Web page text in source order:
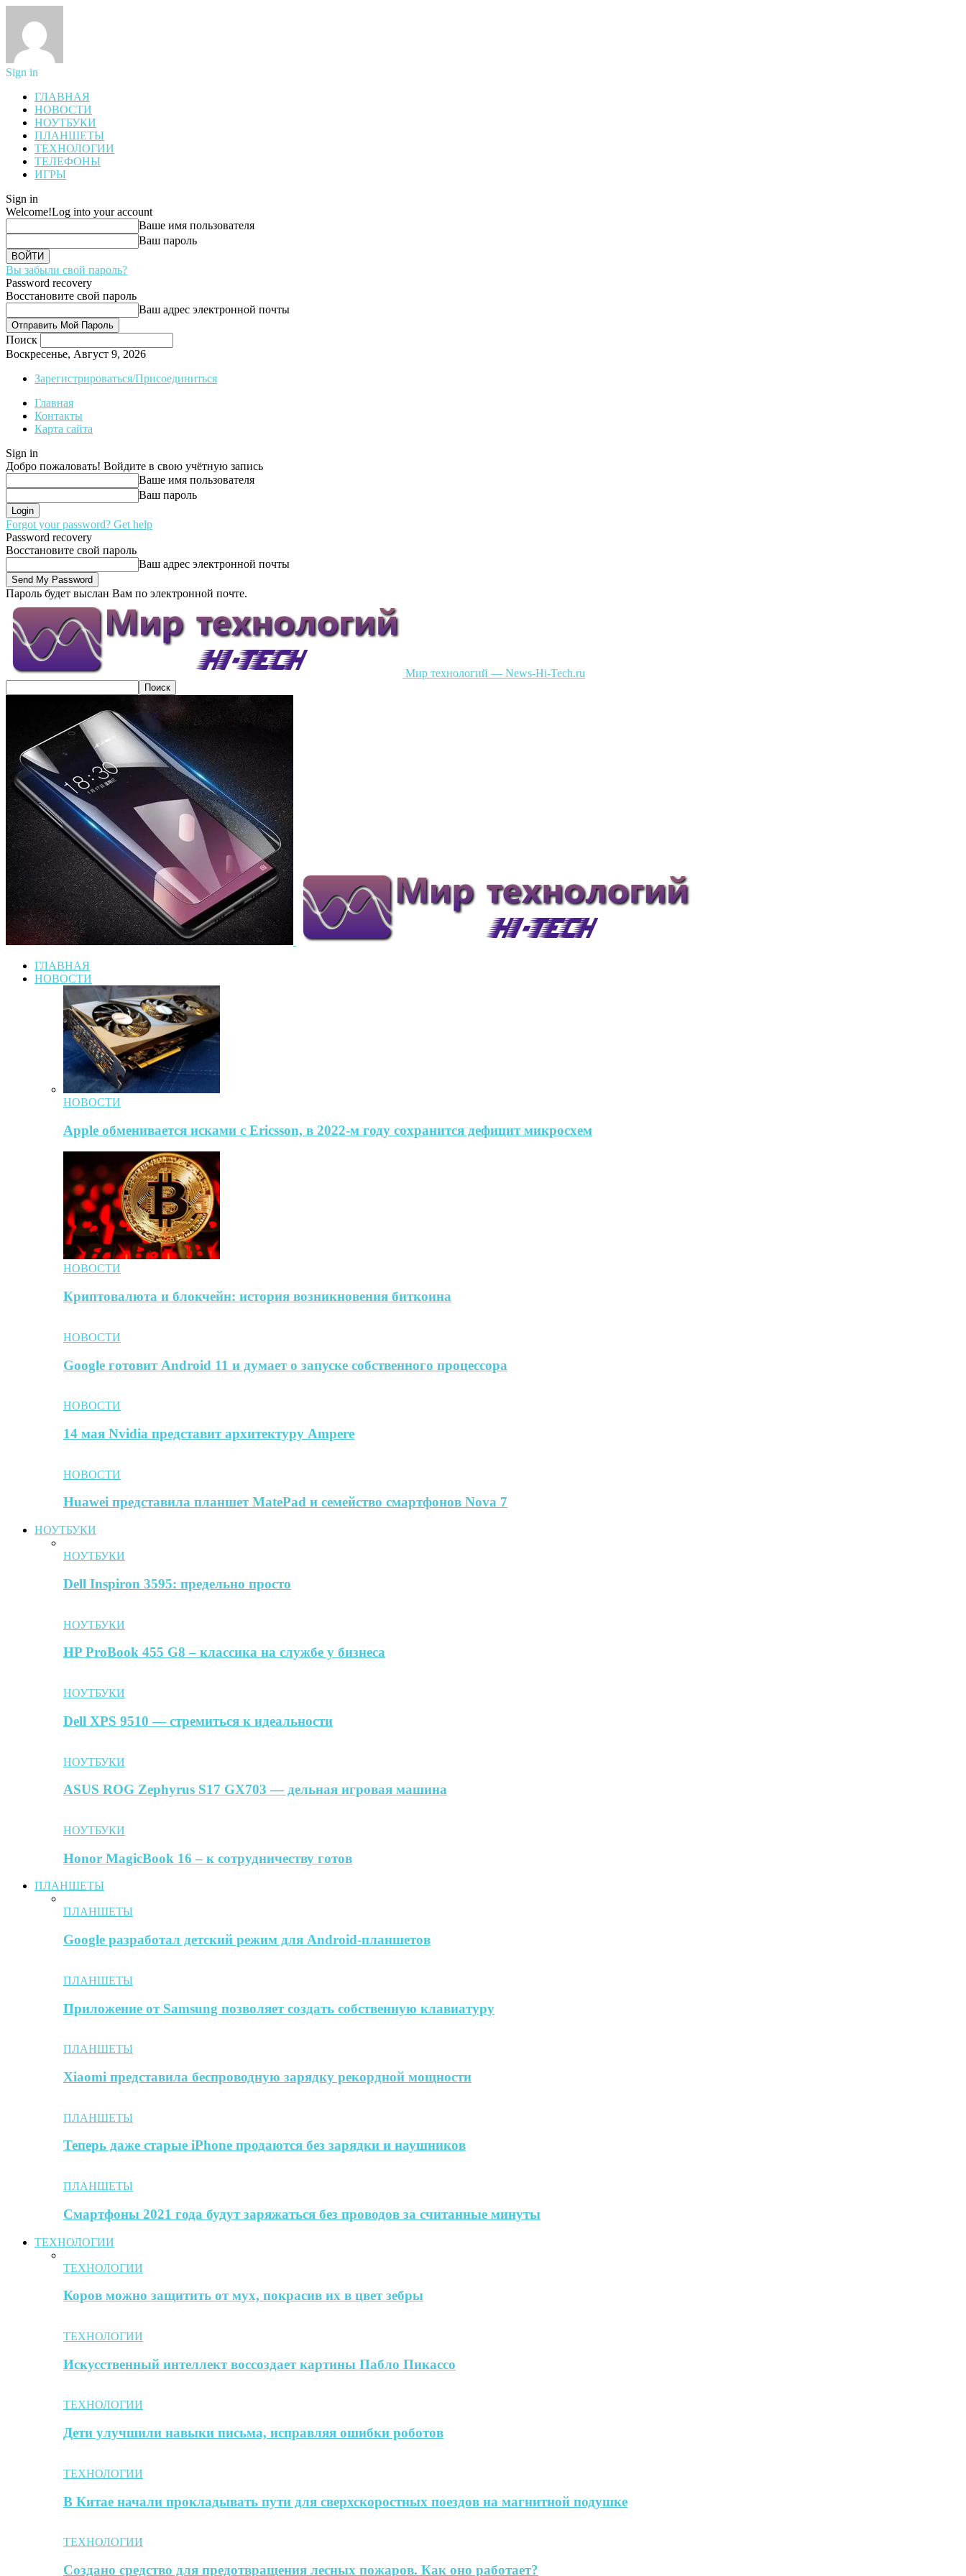
Sign in
ГЛАВНАЯ
НОВОСТИ
НОУТБУКИ
ПЛАНШЕТЫ
ТЕХНОЛОГИИ
ТЕЛЕФОНЫ
ИГРЫ
Sign in
Welcome!Log into your account
Ваше имя пользователя
Ваш пароль
Вы забыли свой пароль?
Password recovery
Восстановите свой пароль
Ваш адрес электронной почты
Поиск
Воскресенье, Август 9, 2026
Зарегистрироваться/Присоединиться
Главная
Контакты
Карта сайта
Sign in
Добро пожаловать! Войдите в свою учётную запись
Ваше имя пользователя
Ваш пароль
Forgot your password? Get help
Password recovery
Восстановите свой пароль
Ваш адрес электронной почты
Пароль будет выслан Вам по электронной почте.
Мир технологий — News-Hi-Tech.ru
ГЛАВНАЯ
НОВОСТИ
НОВОСТИ
Apple обменивается исками с Ericsson, в 2022-м году сохранится дефицит микросхем
НОВОСТИ
Криптовалюта и блокчейн: история возникновения биткоина
НОВОСТИ
Google готовит Android 11 и думает о запуске собственного процессора
НОВОСТИ
14 мая Nvidia представит архитектуру Ampere
НОВОСТИ
Huawei представила планшет MatePad и семейство смартфонов Nova 7
НОУТБУКИ
НОУТБУКИ
Dell Inspiron 3595: предельно просто
НОУТБУКИ
HP ProBook 455 G8 – классика на службе у бизнеса
НОУТБУКИ
Dell XPS 9510 — стремиться к идеальности
НОУТБУКИ
ASUS ROG Zephyrus S17 GX703 — дельная игровая машина
НОУТБУКИ
Honor MagicBook 16 – к сотрудничеству готов
ПЛАНШЕТЫ
ПЛАНШЕТЫ
Google разработал детский режим для Android-планшетов
ПЛАНШЕТЫ
Приложение от Samsung позволяет создать собственную клавиатуру
ПЛАНШЕТЫ
Xiaomi представила беспроводную зарядку рекордной мощности
ПЛАНШЕТЫ
Теперь даже старые iPhone продаются без зарядки и наушников
ПЛАНШЕТЫ
Смартфоны 2021 года будут заряжаться без проводов за считанные минуты
ТЕХНОЛОГИИ
ТЕХНОЛОГИИ
Коров можно защитить от мух, покрасив их в цвет зебры
ТЕХНОЛОГИИ
Искусственный интеллект воссоздает картины Пабло Пикассо
ТЕХНОЛОГИИ
Дети улучшили навыки письма, исправляя ошибки роботов
ТЕХНОЛОГИИ
В Китае начали прокладывать пути для сверхскоростных поездов на магнитной подушке
ТЕХНОЛОГИИ
Создано средство для предотвращения лесных пожаров. Как оно работает?